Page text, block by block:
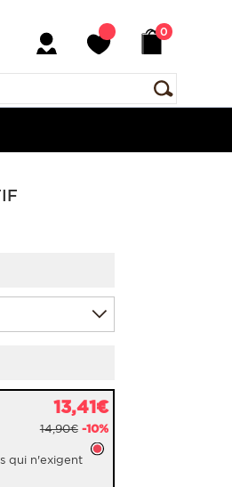
0
13,41€
14,90€ -10%
qui n'exigent